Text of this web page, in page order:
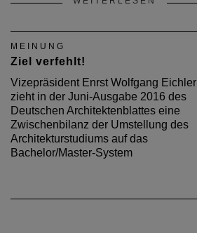
MEINUNG
Ziel verfehlt!
Vizepräsident Enrst Wolfgang Eichler
zieht in der Juni-Ausgabe 2016 des
Deutschen Architektenblattes eine
Zwischenbilanz der Umstellung des
Architekturstudiums auf das
Bachelor/Master-System